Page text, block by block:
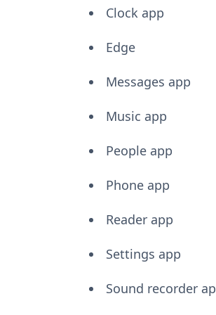
Clock app
Edge
Messages app
Music app
People app
Phone app
Reader app
Settings app
Sound recorder